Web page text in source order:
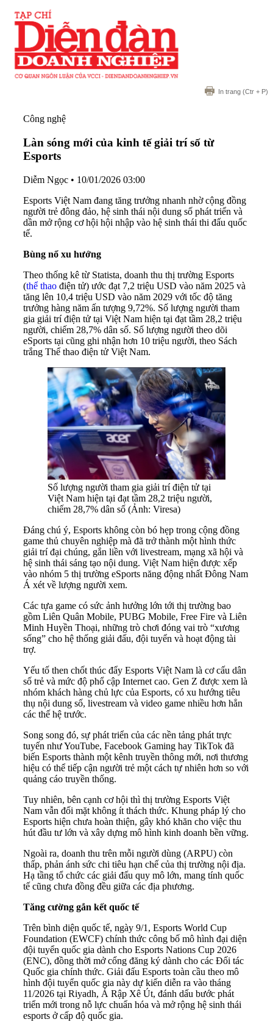
In trang (Ctr + P)
Công nghệ
Làn sóng mới của kinh tế giải trí số từ
Esports
Diễm Ngọc • 10/01/2026 03:00
Esports Việt Nam đang tăng trưởng nhanh nhờ cộng đồng
người trẻ đông đảo, hệ sinh thái nội dung số phát triển và
dần mở rộng cơ hội hội nhập vào hệ sinh thái thi đấu quốc
tế.
Bùng nổ xu hướng
Theo thống kê từ Statista, doanh thu thị trường Esports
(thể thao điện tử) ước đạt 7,2 triệu USD vào năm 2025 và
tăng lên 10,4 triệu USD vào năm 2029 với tốc độ tăng
trưởng hàng năm ấn tượng 9,72%. Số lượng người tham
gia giải trí điện tử tại Việt Nam hiện tại đạt tầm 28,2 triệu
người, chiếm 28,7% dân số. Số lượng người theo dõi
eSports tại cũng ghi nhận hơn 10 triệu người, theo Sách
trắng Thể thao điện tử Việt Nam.
Số lượng người tham gia giải trí điện tử tại
Việt Nam hiện tại đạt tầm 28,2 triệu người,
chiếm 28,7% dân số (Ảnh: Viresa)
Đáng chú ý, Esports không còn bó hẹp trong cộng đồng
game thủ chuyên nghiệp mà đã trở thành một hình thức
giải trí đại chúng, gắn liền với livestream, mạng xã hội và
hệ sinh thái sáng tạo nội dung. Việt Nam hiện được xếp
vào nhóm 5 thị trường eSports năng động nhất Đông Nam
Á xét về lượng người xem.
Các tựa game có sức ảnh hưởng lớn tới thị trường bao
gồm Liên Quân Mobile, PUBG Mobile, Free Fire và Liên
Minh Huyền Thoại, những trò chơi đóng vai trò “xương
sống” cho hệ thống giải đấu, đội tuyển và hoạt động tài
trợ.
Yếu tố then chốt thúc đẩy Esports Việt Nam là cơ cấu dân
số trẻ và mức độ phổ cập Internet cao. Gen Z được xem là
nhóm khách hàng chủ lực của Esports, có xu hướng tiêu
thụ nội dung số, livestream và video game nhiều hơn hẳn
các thế hệ trước.
Song song đó, sự phát triển của các nền tảng phát trực
tuyến như YouTube, Facebook Gaming hay TikTok đã
biến Esports thành một kênh truyền thông mới, nơi thương
hiệu có thể tiếp cận người trẻ một cách tự nhiên hơn so với
quảng cáo truyền thống.
Tuy nhiên, bên cạnh cơ hội thì thị trường Esports Việt
Nam vẫn đối mặt không ít thách thức. Khung pháp lý cho
Esports hiện chưa hoàn thiện, gây khó khăn cho việc thu
hút đầu tư lớn và xây dựng mô hình kinh doanh bền vững.
Ngoài ra, doanh thu trên mỗi người dùng (ARPU) còn
thấp, phản ánh sức chi tiêu hạn chế của thị trường nội địa.
Hạ tầng tổ chức các giải đấu quy mô lớn, mang tính quốc
tế cũng chưa đồng đều giữa các địa phương.
Tăng cường gắn kết quốc tế
Trên bình diện quốc tế, ngày 9/1, Esports World Cup
Foundation (EWCF) chính thức công bố mô hình đại diện
đội tuyển quốc gia dành cho Esports Nations Cup 2026
(ENC), đồng thời mở cổng đăng ký dành cho các Đối tác
Quốc gia chính thức. Giải đấu Esports toàn cầu theo mô
hình đội tuyển quốc gia này dự kiến diễn ra vào tháng
11/2026 tại Riyadh, Ả Rập Xê Út, đánh dấu bước phát
triển mới trong nỗ lực chuẩn hóa và mở rộng hệ sinh thái
esports ở cấp độ quốc gia.